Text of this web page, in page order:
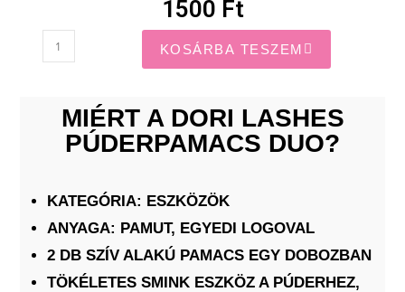
1500 Ft
KOSÁRBA TESZEM
MIÉRT A DORI LASHES
PÚDERPAMACS DUO?
KATEGÓRIA: ESZKÖZÖK
ANYAGA: PAMUT, EGYEDI LOGOVAL
2 DB SZÍV ALAKÚ PAMACS EGY DOBOZBAN
TÖKÉLETES SMINK ESZKÖZ A PÚDERHEZ,